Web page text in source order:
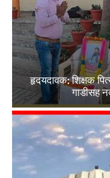
हृदयदावक: शिक्षक
गाडीसह